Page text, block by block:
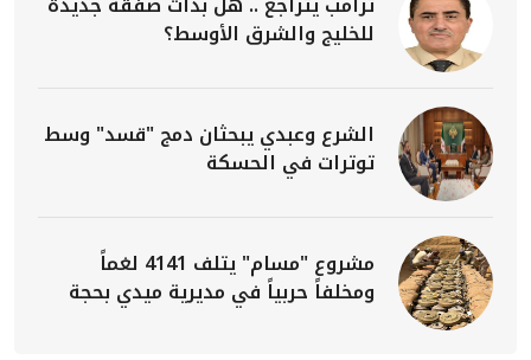
للخليج والشرق الأوسط؟
الشرع وعبدي يبحثان دمج "قسد" وسط
توترات في الحسكة
مشروع "مسام" يتلف 4141 لغماً
ومخلفاً حربياً في مديرية ميدي بحجة